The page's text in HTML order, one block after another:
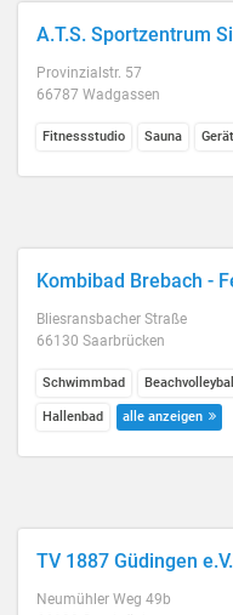
A.T.S. Sportzentrum
Provinzialstr. 57
66787 Wadgassen
Fitnessstudio Sauna
Kombibad Brebach -
Bliesransbacher Straße
66130 Saarbrücken
Schwimmbad
Hallenbad alle anzeigen
TV 1887 Güdingen e.V.
Neumühler Weg 49b